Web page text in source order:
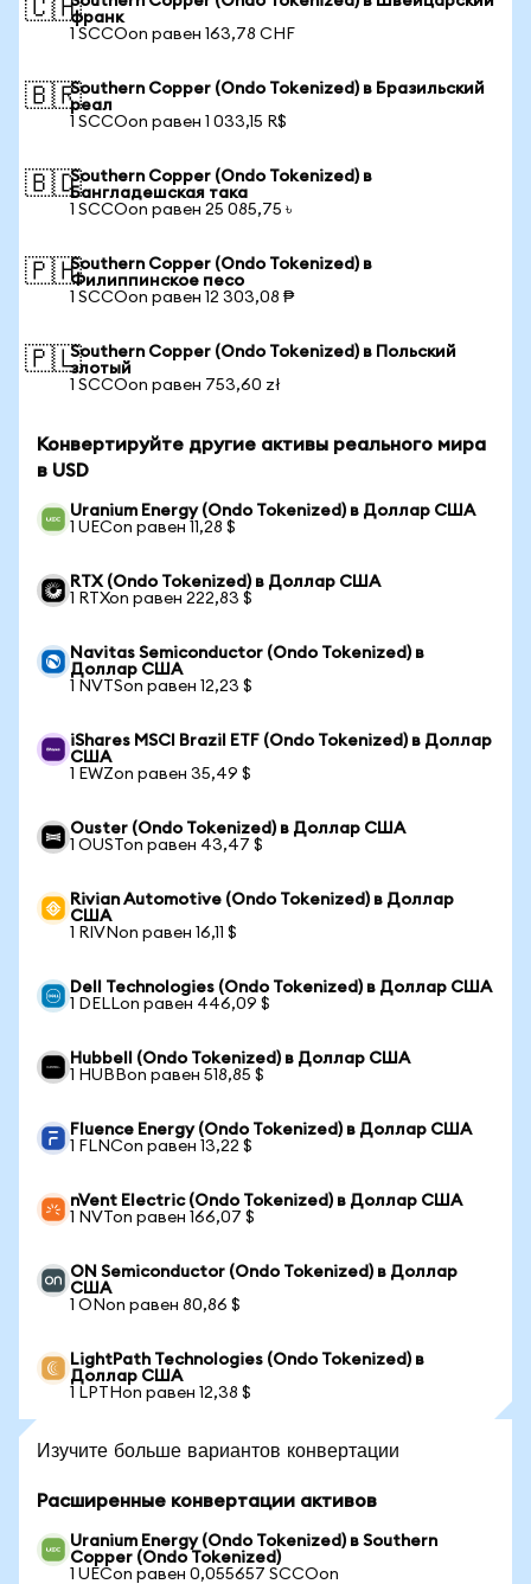
🇨🇭франк
1 SCCOon равен 163,78 CHF
🇧🇷Southern Copper (Ondo Tokenized) в Бразильский
реал
1 SCCOon равен 1 033,15 R$
🇧🇩Southern Copper (Ondo Tokenized) в
Бангладешская така
1 SCCOon равен 25 085,75 ৳
🇵🇭Southern Copper (Ondo Tokenized) в
Филиппинское песо
1 SCCOon равен 12 303,08 ₱
🇵🇱Southern Copper (Ondo Tokenized) в Польский
злотый
1 SCCOon равен 753,60 zł
Конвертируйте другие активы реального мира
в USD
Uranium Energy (Ondo Tokenized) в Доллар США
1 UECon равен 11,28 $
RTX (Ondo Tokenized) в Доллар США
1 RTXon равен 222,83 $
Navitas Semiconductor (Ondo Tokenized) в
Доллар США
1 NVTSon равен 12,23 $
iShares MSCI Brazil ETF (Ondo Tokenized) в Доллар
США
1 EWZon равен 35,49 $
Ouster (Ondo Tokenized) в Доллар США
1 OUSTon равен 43,47 $
Rivian Automotive (Ondo Tokenized) в Доллар
США
1 RIVNon равен 16,11 $
Dell Technologies (Ondo Tokenized) в Доллар США
1 DELLon равен 446,09 $
Hubbell (Ondo Tokenized) в Доллар США
1 HUBBon равен 518,85 $
Fluence Energy (Ondo Tokenized) в Доллар США
1 FLNCon равен 13,22 $
nVent Electric (Ondo Tokenized) в Доллар США
1 NVTon равен 166,07 $
ON Semiconductor (Ondo Tokenized) в Доллар
США
1 ONon равен 80,86 $
LightPath Technologies (Ondo Tokenized) в
Доллар США
1 LPTHon равен 12,38 $
Изучите больше вариантов конвертации
Расширенные конвертации активов
Uranium Energy (Ondo Tokenized) в Southern
Copper (Ondo Tokenized)
1 UECon равен 0,055657 SCCOon